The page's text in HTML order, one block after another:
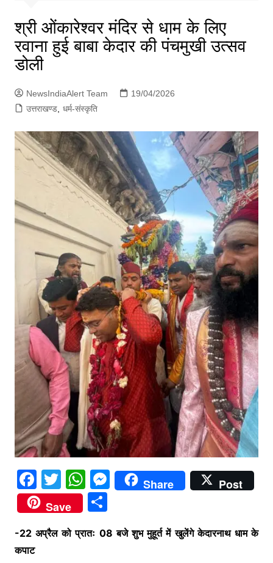
श्री ओंकारेश्वर मंदिर से धाम के लिए
रवाना हुई बाबा केदार की पंचमुखी उत्सव
डोली
NewsIndiaAlert Team
19/04/2026
उत्तराखण्ड, धर्म-संस्कृति
F
a
c
e
T
w
itt
er
W
h
at
s
M
e
s
Share
Post
Save
S
ar
-22 अप्रैल को प्रातः 08 बजे शुभ मुहूर्त में खुलेंगे केदारनाथ धाम के
कपाट